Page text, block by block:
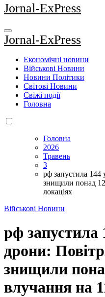
Jornal-ExPress
Jornal-ExPress
Економічні новини
Військові Новини
Новини Політики
Світові Новини
Свіжі події
Головна
Головна
2026
Травень
3
рф запустила 144
знищили понад
локаціях
Військові Новини
рф запустила
дрони:
знищили
влучання на